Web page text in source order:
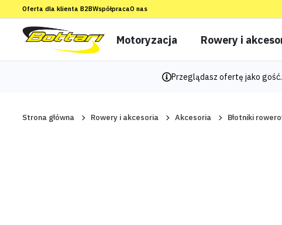
Oferta dla klienta B2BWspółpracaO nas
Motoryzacja Rowery i
Przeglądasz ofertę jako
Strona główna Rowery i akcesoria Akcesoria Błotniki